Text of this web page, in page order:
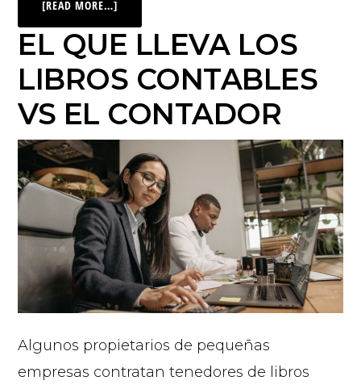
[READ MORE…]
EL QUE LLEVA LOS
LIBROS CONTABLES
VS EL CONTADOR
Algunos propietarios de pequeñas
empresas contratan tenedores de libros